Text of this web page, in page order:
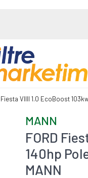
Fiesta VIIII 1.0 EcoBoost
MANN
FORD
140hp
MANN